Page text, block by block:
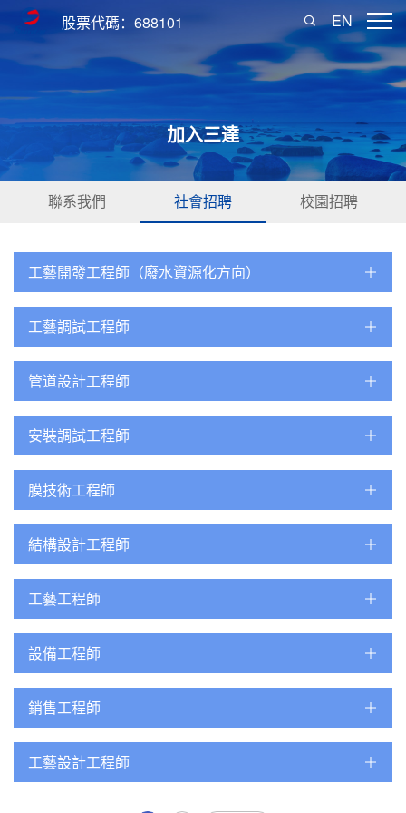
股票代碼：688101 EN
加入三達
聯系我們 社會招聘 校園招聘
工藝開發工程師（廢水資源化方向）
工藝調試工程師
管道設計工程師
安裝調試工程師
膜技術工程師
結構設計工程師
工藝工程師
設備工程師
銷售工程師
工藝設計工程師